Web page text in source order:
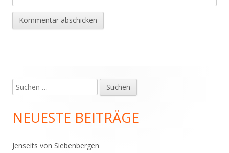
Haupt-
Seitenleiste
Suchen
nach:
NEUESTE BEITRÄGE
Jenseits von Siebenbergen